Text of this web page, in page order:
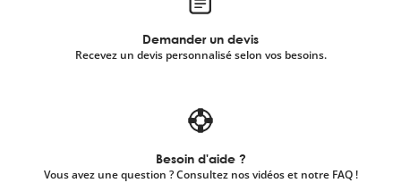
Demander un devis
Recevez un devis personnalisé selon vos besoins.
Besoin d'aide ?
Vous avez une question ? Consultez nos vidéos et notre FAQ !